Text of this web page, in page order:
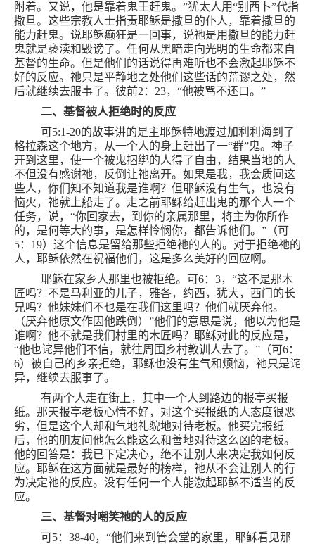
附着。又说，他是靠着鬼王赶鬼。”犹太人用“别西卜”代指
撒旦。这些宗教人士指责耶稣是撒旦的仆人，靠着撒旦的
能力赶鬼。说耶稣癫狂是一回事，说祂是用撒旦的能力赶
鬼就是亵渎和毁谤了。任何从黑暗走向光明的生命都来自
基督的生命。但是他们的话说得再难听也不会激起耶稣不
好的反应。祂只是平静地之处他们这些话的荒谬之处，然
后就继续去服事了。彼前2 ： 23，“他被骂不还口。”
二、基督被人拒绝时的反应
可5:1-20的故事讲的是主耶稣特地渡过加利利海到了
格拉森这个地方，从一个人的身上赶出了一“群”鬼。神子
开到这里，使一个被鬼捆绑的人得了自由，结果当地的人
不但没有感谢祂，反倒让祂离开。如果是我，我会质问这
些人，你们知不知道我是谁啊？但耶稣没有生气，也没有
恼火，祂就上船走了。走之前耶稣给赶出鬼的那个人一个
任务，说，“你回家去，到你的亲属那里，将主为你所作
的，是何等大的事，是怎样怜悯你，都告诉他们。”（可
5： 19）这个信息是留给那些拒绝祂的人的。对于拒绝祂的
人，耶稣依然在祝福他们，这是多么美好的回应啊。
耶稣在家乡人那里也被拒绝。可6： 3，“这不是那木
匠吗？不是马利亚的儿子，雅各，约西，犹大，西门的长
兄吗？他妹妹们不也是在我们这里吗？他们就厌弃他。
（厌弃他原文作因他跌倒）”他们的意思是说，他以为他是
谁啊？他不就是我们村里的木匠吗？耶稣对此的反应是，
“他也诧异他们不信，就往周围乡村教训人去了。”（可6：
6）被自己的乡亲拒绝，耶稣也没有生气和烦恼，祂只是诧
异，继续去服事了。
有两个人走在街上，其中一个人到路边的报亭买报
纸。那天报亭老板心情不好，对这个买报纸的人态度很恶
劣，但是这个人却和气地礼貌地对待老板。他买完报纸
后，他的朋友问他怎么能这么和善地对待这么凶的老板。
他的回答是：我已下定决心，绝不让别人来决定我如何反
应。耶稣在这方面就是最好的榜样，祂从不会让别人的行
为决定祂的反应。没有任何一个人能激起耶稣不适当的反
应。
三、基督对嘲笑祂的人的反应
可5： 38-40，“他们来到管会堂的家里，耶稣看见那